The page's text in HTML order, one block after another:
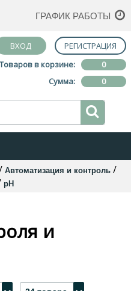
ГРАФИК РАБОТЫ
ВХОД
РЕГИСТРАЦИЯ
Товаров в корзине:
0
Сумма:
0
Автоматизация и контроль /
pH
и